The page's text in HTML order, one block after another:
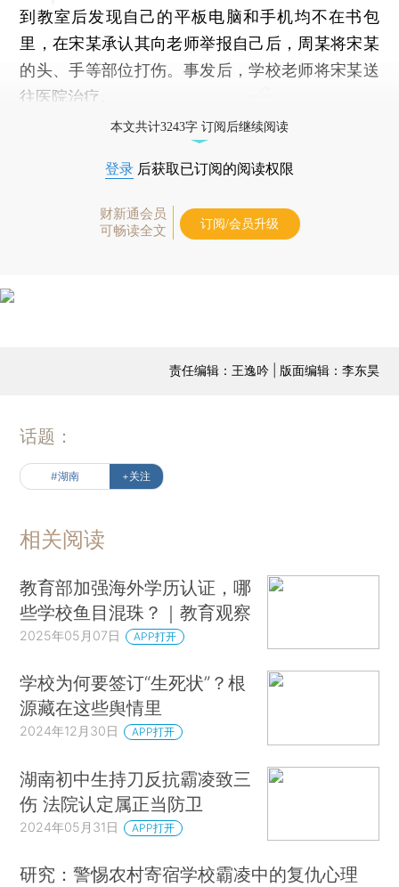
到教室后发现自己的平板电脑和手机均不在书包
里，在宋某承认其向老师举报自己后，周某将宋某
的头、手等部位打伤。事发后，学校老师将宋某送
往医院治疗。
本文共计3243字 订阅后继续阅读
登录 后获取已订阅的阅读权限
财新通会员
可畅读全文
订阅/会员升级
责任编辑：王逸吟 | 版面编辑：李东昊
话题：
#湖南 +关注
相关阅读
教育部加强海外学历认证，哪
些学校鱼目混珠？｜教育观察
2025年05月07日 APP打开
学校为何要签订“生死状”？根
源藏在这些舆情里
2024年12月30日 APP打开
湖南初中生持刀反抗霸凌致三
伤 法院认定属正当防卫
2024年05月31日 APP打开
研究：警惕农村寄宿学校霸凌中的复仇心理